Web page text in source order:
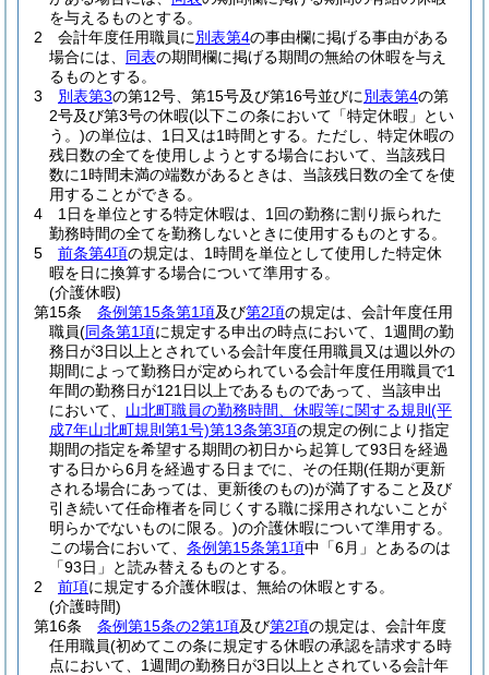
を与えるものとする。
2
会計年度任用職員に別表第4の事由欄に掲げる事由がある
場合には、 同表の期間欄に掲げる期間の無給の休暇を与え
るものとする。
3
別表第3の第12号、第15号及び第16号並びに別表第4の第
2号及び第3号の休暇(以下この条において「特定休暇」とい
う。)の単位は、1日又は1時間とする。 ただし、特定休暇の
残日数の全てを使用しようとする場合において、当該残日
数に1時間未満の端数があるときは、当該残日数の全てを使
用することができる。
4
1日を単位とする特定休暇は、1回の勤務に割り振られた
勤務時間の全てを勤務しないときに使用するものとする。
5
前条第4項の規定は、1時間を単位として使用した特定休
暇を日に換算する場合について準用する。
(介護休暇)
第15条
条例第15条第1項及び第2項の規定は、会計年度任用
職員(同条第1項に規定する申出の時点において、1週間の勤
務日が3日以上とされている会計年度任用職員又は週以外の
期間によって勤務日が定められている会計年度任用職員で1
年間の勤務日が121日以上であるものであって、当該申出
において、 山北町職員の勤務時間、休暇等に関する規則 (平
成7年山北町規則第1号)第13条第3項の規定の例により指定
期間の指定を希望する期間の初日から起算して93日を経過
する日から6月を経過する日までに、その任期(任期が更新
される場合にあっては、更新後のもの)が満了すること及び
引き続いて任命権者を同じくする職に採用されないことが
明らかでないものに限る。)の介護休暇について準用する。
この場合において、 条例第15条第1項中「6月」とあるのは
「93日」と読み替えるものとする。
2
前項に規定する介護休暇は、無給の休暇とする。
(介護時間)
第16条
条例第15条の2第1項及び第2項の規定は、会計年度
任用職員(初めてこの条に規定する休暇の承認を請求する時
点において、1週間の勤務日が3日以上とされている会計年